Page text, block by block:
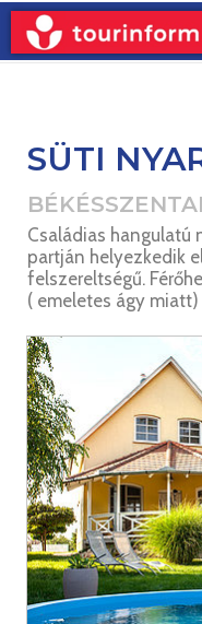
SÜTI
Családias hangulatú
partján helyezkedik
felszereltségű.
( emeletes ágy miatt)